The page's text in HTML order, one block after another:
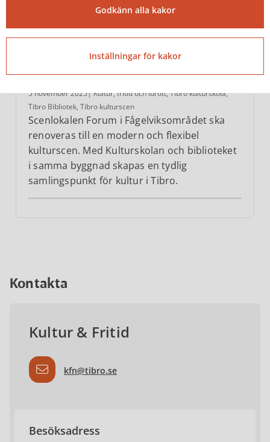
Ny kulturscen i Tibro
5 november 2025| Kultur, fritid och idrott, Tibro kulturskola,
Tibro Bibliotek, Tibro kulturscen
Scenlokalen Forum i Fågelviksområdet ska
renoveras till en modern och flexibel
kulturscen. Med Kulturskolan och biblioteket
i samma byggnad skapas en tydlig
samlingspunkt för kultur i Tibro.
Kontakta
Kultur & Fritid
kfn@tibro.se
Besöksadress
Godkänn alla kakor
Inställningar för kakor